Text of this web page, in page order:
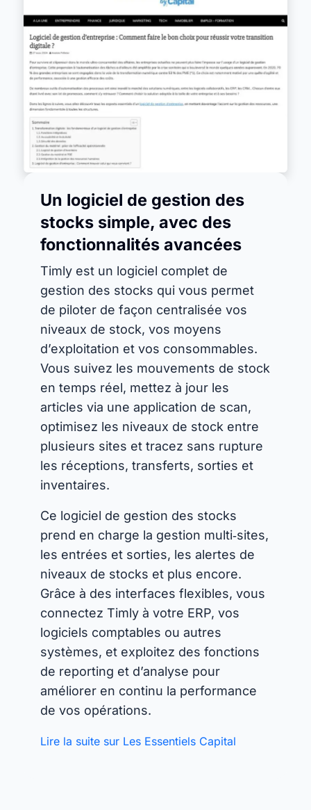
Un logiciel de gestion des
stocks simple, avec des
fonctionnalités avancées
Timly est un logiciel complet de
gestion des stocks qui vous permet
de piloter de façon centralisée vos
niveaux de stock, vos moyens
d’exploitation et vos consommables.
Vous suivez les mouvements de stock
en temps réel, mettez à jour les
articles via une application de scan,
optimisez les niveaux de stock entre
plusieurs sites et tracez sans rupture
les réceptions, transferts, sorties et
inventaires.
Ce logiciel de gestion des stocks
prend en charge la gestion multi‑sites,
les entrées et sorties, les alertes de
niveaux de stocks et plus encore.
Grâce à des interfaces flexibles, vous
connectez Timly à votre ERP, vos
logiciels comptables ou autres
systèmes, et exploitez des fonctions
de reporting et d’analyse pour
améliorer en continu la performance
de vos opérations.
Lire la suite sur Les Essentiels Capital